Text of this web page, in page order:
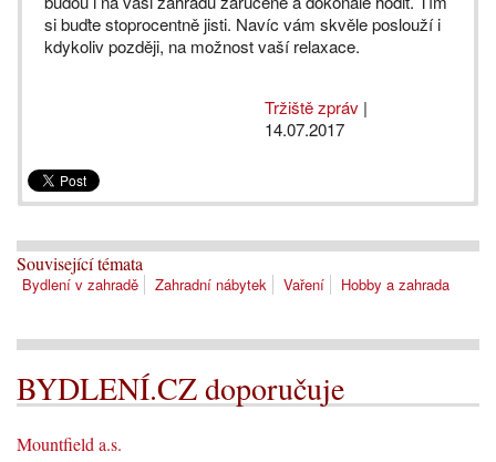
si buďte stoprocentně jisti. Navíc vám skvěle poslouží i
kdykoliv později, na možnost vaší relaxace.
Tržiště zpráv |
14.07.2017
Související témata
Bydlení v zahradě Zahradní nábytek Vaření Hobby a zahrada
BYDLENÍ.CZ doporučuje
Mountfield a.s.